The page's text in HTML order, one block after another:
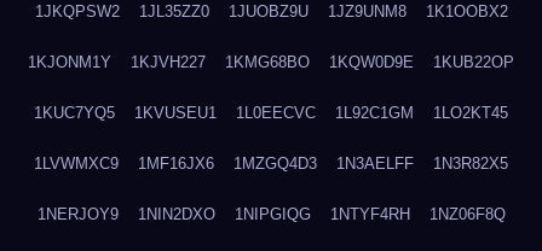
1JKQPSW2 1JL35ZZ0 1JUOBZ9U 1JZ9UNM8 1K1OOBX2
1KJONM1Y 1KJVH227 1KMG68BO 1KQW0D9E 1KUB22OP
1KUC7YQ5 1KVUSEU1 1L0EECVC 1L92C1GM 1LO2KT45
1LVWMXC9 1MF16JX6 1MZGQ4D3 1N3AELFF 1N3R82X5
1NERJOY9 1NIN2DXO 1NIPGIQG 1NTYF4RH 1NZ06F8Q